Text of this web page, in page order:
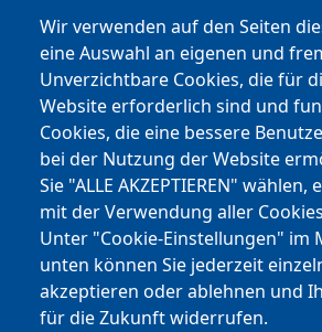
Wir verwenden auf den Seiten
eine Auswahl an eigenen und
Unverzichtbare Cookies, die für
Website erforderlich sind und
Cookies, die eine bessere
bei der Nutzung der Website
Sie "ALLE AKZEPTIEREN" wählen,
mit der Verwendung aller
Unter "Cookie-Einstellungen" im
unten können Sie jederzeit
akzeptieren oder ablehnen und
für die Zukunft widerrufen.
Instagram
Facebook
Youtube
Andere Bereiche
transp. Verwaltung / Amm.
Nationaler Plan für Aufbau
Cookie-Einstellungen